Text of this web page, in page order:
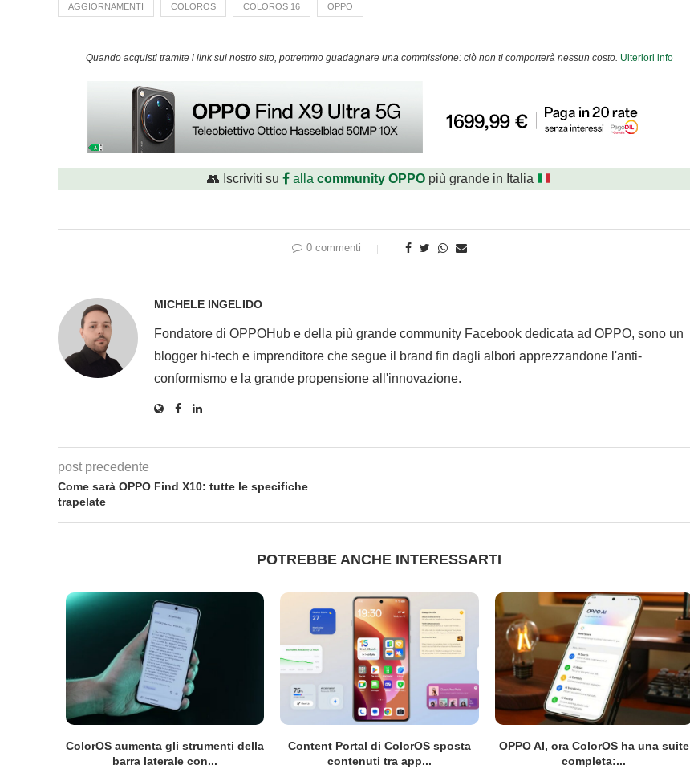
AGGIORNAMENTI COLOROS COLOROS 16 OPPO
Quando acquisti tramite i link sul nostro sito, potremmo guadagnare una commissione: ciò non ti comporterà nessun costo. Ulteriori info
👥 Iscriviti su allacommunity OPPO più grande in Italia
0 commenti
MICHELE INGELIDO
Fondatore di OPPOHub e della più grande community Facebook dedicata ad OPPO, sono un
blogger hi-tech e imprenditore che segue il brand fin dagli albori apprezzandone l'anti-
conformismo e la grande propensione all'innovazione.
post precedente
Come sarà OPPO Find X10: tutte le specifiche
trapelate
POTREBBE ANCHE INTERESSARTI
ColorOS aumenta gli strumenti della
barra laterale con...
Content Portal di ColorOS sposta
contenuti tra app...
OPPO AI, ora ColorOS ha una suite
completa:...